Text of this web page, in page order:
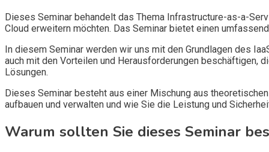
Dieses Seminar behandelt das Thema Infrastructure-as-a-
Cloud erweitern möchten. Das Seminar bietet einen
In diesem Seminar werden wir uns mit den Grundlagen des
auch mit den Vorteilen und Herausforderungen beschäftigen,
Lösungen.
Dieses Seminar besteht aus einer Mischung aus
aufbauen und verwalten und wie Sie die Leistung und
Warum sollten Sie dieses Seminar